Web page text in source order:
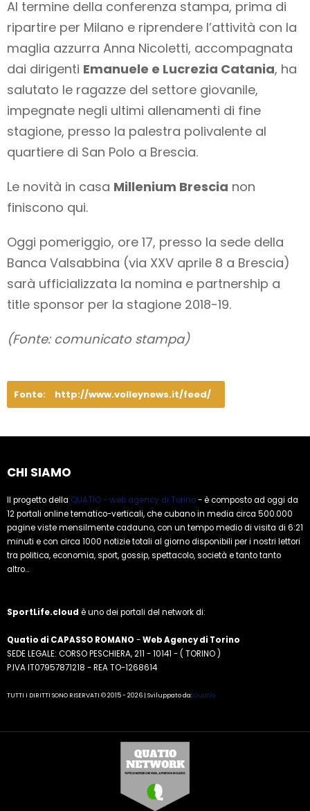
Al termine della conferenza stampa, prima di
ripartire per Milano e riprendere l’attività con la
maglia azzurra Anna Nicoletti, accompagnata
dai dirigenti Emanuele e Lucrezia Catania, ha
salutato le ragazze del settore giovanile,
impegnate negli ultimi allenamenti di fine
stagione, presso la palestra polivalente al
quartiere di San Polo a Brescia.
Le novità in casa Millenium Brescia non
finiscono qui.
Oggi pomeriggio, ore 17, presso la sede della
Banca Valsabbina (via XXV aprile 8 a Brescia)
sarà ufficializzata la nomina e partnership a
title sponsor per la stagione 2018-19.
(Fonte: comunicato stampa)
Fonte: http://www.volleynews.it/feed/
CHI SIAMO
Il progetto della QUATIO - web agency di Torino- è composto ad oggi da
12 portali online tematico-verticali, che cubano in media circa 500.000
pagine viste mensilmente cadauno, con un tempo medio di visita di 6:21
minuti e con circa 1000 notizie totali al giorno disponibili per i nostri lettori
tra politica, economia, sport, gossip, spettacolo, società e tanto tanto
altro...
SportLife.cloud è uno dei portali del network di:
Quatio di CAPASSO ROMANO -Web Agency di Torino
SEDE LEGALE: CORSO PESCHIERA, 211 - 10141 - ( TORINO )
P.IVA IT07957871218 - REA TO-1268614
TUTTI I DIRITTI SONO RISERVATI © 2015 - 2026 | Sviluppato da:Quatio